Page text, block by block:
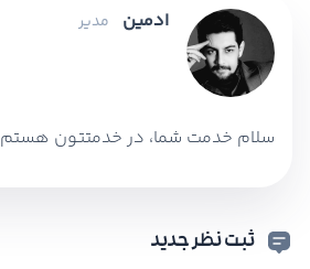
ادمین مدیر
سلام خدمت شما، در خدمتتون هستم
ثبت نظر جدید